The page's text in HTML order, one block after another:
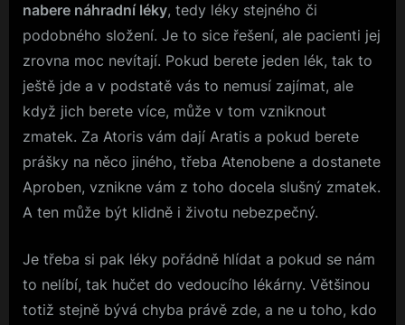
nabere náhradní léky, tedy léky stejného či
podobného složení. Je to sice řešení, ale pacienti jej
zrovna moc nevítají. Pokud berete jeden lék, tak to
ještě jde a v podstatě vás to nemusí zajímat, ale
když jich berete více, může v tom vzniknout
zmatek. Za Atoris vám dají Aratis a pokud berete
prášky na něco jiného, třeba Atenobene a dostanete
Aproben, vznikne vám z toho docela slušný zmatek.
A ten může být klidně i životu nebezpečný.
Je třeba si pak léky pořádně hlídat a pokud se nám
to nelíbí, tak hučet do vedoucího lékárny. Většinou
totiž stejně bývá chyba právě zde, a ne u toho, kdo